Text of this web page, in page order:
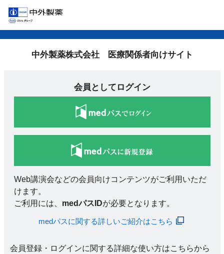
中外製薬株式会社 医療関係者向けサイト
会員としてログイン
Web講演会などの会員向けコンテンツがご利用いただ
けます。
ご利用には、 medパスIDが必要となります。
medパスに関する詳しいご紹介はこちら
会員登録・ログインに関する詳細な使い方はこちらから